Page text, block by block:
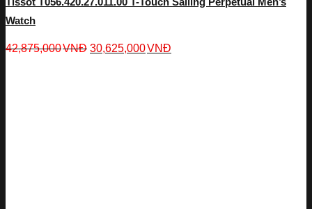
Watch
42,875,000VNĐ 30,625,000VNĐ